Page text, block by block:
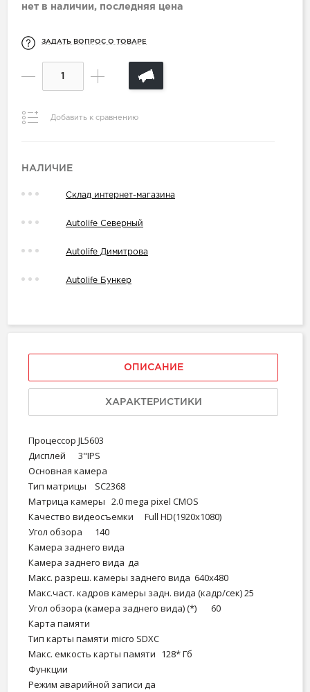
нет в наличии, последняя цена
ЗАДАТЬ ВОПРОС О ТОВАРЕ
Добавить к сравнению
НАЛИЧИЕ
Склад интернет-магазина
Autolife Северный
Autolife Димитрова
Autolife Бункер
ОПИСАНИЕ
ХАРАКТЕРИСТИКИ
Процессор JL5603
Дисплей
3"IPS
Основная камера
Тип матрицы
SC2368
Матрица камеры 2.0 mega pixel CMOS
Качество видеосъемки
Full HD(1920х1080)
Угол обзора
140
Камера заднего вида
Камера заднего вида да
Макс. разреш. камеры заднего вида 640х480
Макс.част. кадров камеры задн. вида (кадр/сек)25
Угол обзора (камера заднего вида) (*)
60
Карта памяти
Тип карты памяти micro SDXC
Макс. емкость карты памяти 128* Гб
Функции
Режим аварийной записи да